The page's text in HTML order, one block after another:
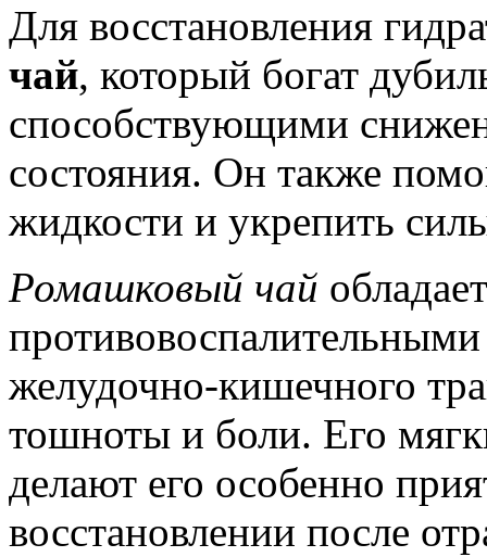
Для восстановления
чай, который богат
способствующими
состояния. Он также
жидкости и укрепить
Ромашковый чай
желудочно-кишечного
тошноты и боли. Его
делают его особенно
восстановлении после